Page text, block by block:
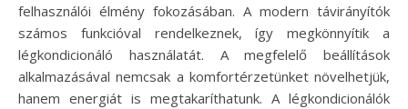
felhasználói élmény fokozásában. A modern távirányítók
számos funkcióval rendelkeznek, így megkönnyítik a
légkondicionáló használatát. A megfelelő beállítások
alkalmazásával nemcsak a komfortérzetünket növelhetjük,
hanem energiát is megtakaríthatunk. A légkondicionálók